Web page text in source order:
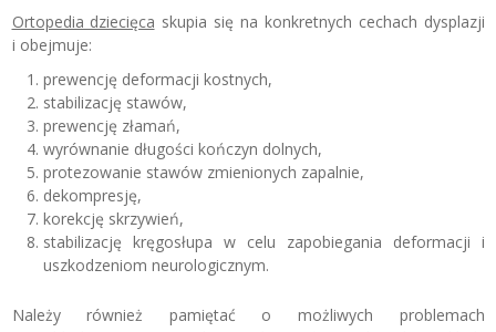
Ortopedia dziecięca skupia się na konkretnych cechach dysplazji
i obejmuje:
prewencję deformacji kostnych,
stabilizację stawów,
prewencję złamań,
wyrównanie długości kończyn dolnych,
protezowanie stawów zmienionych zapalnie,
dekompresję,
korekcję skrzywień,
stabilizację kręgosłupa w celu zapobiegania deformacji i
uszkodzeniom neurologicznym.
Należy również pamiętać o możliwych problemach